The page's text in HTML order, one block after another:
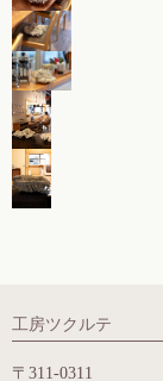
工房ツクルテ
〒311-0311